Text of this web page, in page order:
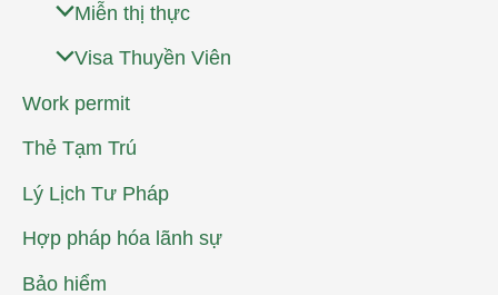
Miễn thị thực
Visa Thuyền Viên
Work permit
Thẻ Tạm Trú
Lý Lịch Tư Pháp
Hợp pháp hóa lãnh sự
Bảo hiểm